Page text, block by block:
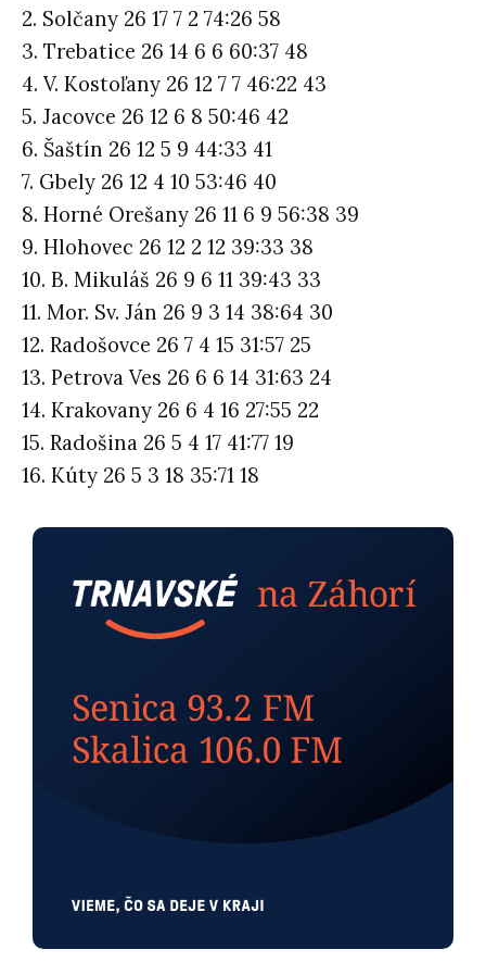
2. Solčany 26 17 7 2 74:26 58
3. Trebatice 26 14 6 6 60:37 48
4. V. Kostoľany 26 12 7 7 46:22 43
5. Jacovce 26 12 6 8 50:46 42
6. Šaštín 26 12 5 9 44:33 41
7. Gbely 26 12 4 10 53:46 40
8. Horné Orešany 26 11 6 9 56:38 39
9. Hlohovec 26 12 2 12 39:33 38
10. B. Mikuláš 26 9 6 11 39:43 33
11. Mor. Sv. Ján 26 9 3 14 38:64 30
12. Radošovce 26 7 4 15 31:57 25
13. Petrova Ves 26 6 6 14 31:63 24
14. Krakovany 26 6 4 16 27:55 22
15. Radošina 26 5 4 17 41:77 19
16. Kúty 26 5 3 18 35:71 18